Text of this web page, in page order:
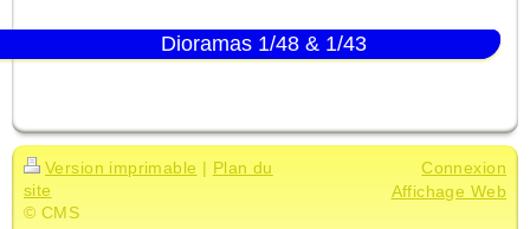
Dioramas 1/48 & 1/43
Version imprimable | Plan du
site
© CMS
Connexion
Affichage Web